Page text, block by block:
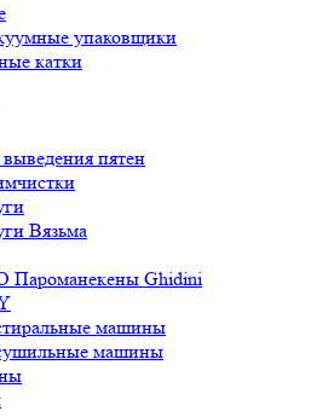
упаковщики
катки
пятен
Вязьма
Пароманекены Ghidini
машины
машины